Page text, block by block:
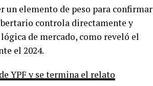
un elemento de peso para confirmar
controla directamente y
de mercado, como reveló el
el 2024.
YPF y se termina el relato